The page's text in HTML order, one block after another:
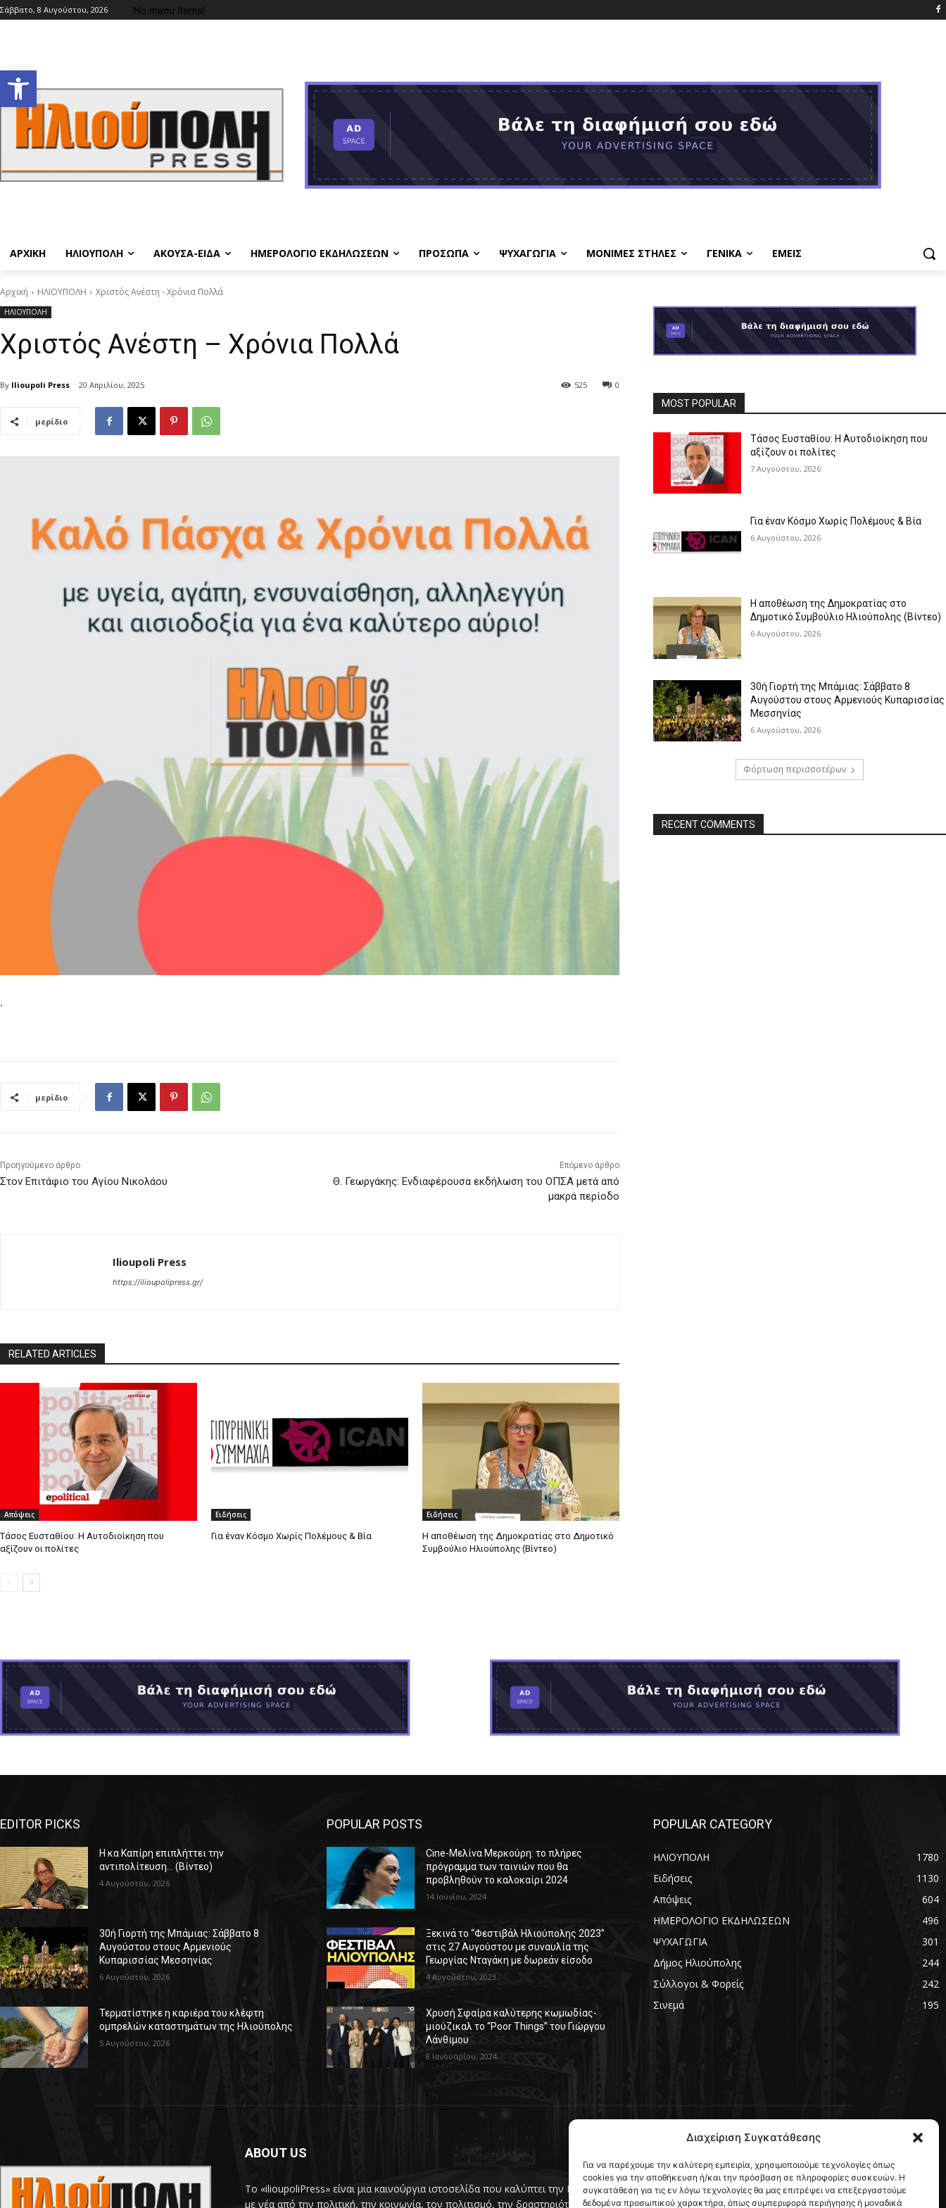
Ανοίξτε τη γραμμή εργαλείων
Διαχείριση Συγκατάθεσης
Για να παρέχουμε την καλύτερη εμπειρία, χρησιμοποιούμε τεχνολογίες όπως
cookies για την αποθήκευση ή/και την πρόσβαση σε πληροφορίες συσκευών. Η
συγκατάθεση για τις εν λόγω τεχνολογίες θα μας επιτρέψει να επεξεργαστούμε
δεδομένα προσωπικού χαρακτήρα, όπως συμπεριφορά περιήγησης ή μοναδικά
Σάββατο, 8 Αυγούστου, 2026 No menu items!
ΑΡΧΙΚΗ ΗΛΙΟΥΠΟΛΗ ΑΚΟΥΣΑ-ΕΙΔΑ ΗΜΕΡΟΛΟΓΙΟ ΕΚΔΗΛΩΣΕΩΝ ΠΡΟΣΩΠΑ ΨΥΧΑΓΩΓΙΑ ΜΟΝΙΜΕΣ ΣΤΗΛΕΣ ΓΕΝΙΚΑ ΕΜΕΙΣ
Αρχική ΗΛΙΟΥΠΟΛΗ Χριστός Ανέστη - Χρόνια Πολλά
ΗΛΙΟΥΠΟΛΗ
Χριστός Ανέστη – Χρόνια Πολλά
By Ilioupoli Press 20 Απριλίου, 2025 0
525
μερίδιο
.
μερίδιο
Προηγούμενο άρθρο
Στον Επιτάφιο του Αγίου Νικολάου
Επόμενο άρθρο
Θ. Γεωργάκης: Ενδιαφέρουσα εκδήλωση του ΟΠΣΑ μετά από
μακρά περίοδο
Ilioupoli Press
https://ilioupolipress.gr/
RELATED ARTICLES
Απόψεις
Τάσος Ευσταθίου: Η Αυτοδιοίκηση που
αξίζουν οι πολίτες
Ειδήσεις
Για έναν Κόσμο Χωρίς Πολέμους & Βία
Ειδήσεις
Η αποθέωση της Δημοκρατίας στο Δημοτικό
Συμβούλιο Ηλιούπολης (Βίντεο)
MOST POPULAR
Τάσος Ευσταθίου: Η Αυτοδιοίκηση που
αξίζουν οι πολίτες
7 Αυγούστου, 2026
Για έναν Κόσμο Χωρίς Πολέμους & Βία
6 Αυγούστου, 2026
Η αποθέωση της Δημοκρατίας στο
Δημοτικό Συμβούλιο Ηλιούπολης (Βίντεο)
6 Αυγούστου, 2026
30ή Γιορτή της Μπάμιας: Σάββατο 8
Αυγούστου στους Αρμενιούς Κυπαρισσίας
Μεσσηνίας
6 Αυγούστου, 2026
Φόρτωση περισσοτέρων
RECENT COMMENTS
EDITOR PICKS
Η κα Καπίρη επιπλήττει την
αντιπολίτευση… (Βίντεο)
4 Αυγούστου, 2026
30ή Γιορτή της Μπάμιας: Σάββατο 8
Αυγούστου στους Αρμενιούς
Κυπαρισσίας Μεσσηνίας
6 Αυγούστου, 2026
Τερματίστηκε η καριέρα του κλέφτη
ομπρελών καταστημάτων της Ηλιούπολης
5 Αυγούστου, 2026
POPULAR POSTS
Cine-Μελίνα Μερκούρη: το πλήρες
πρόγραμμα των ταινιών που θα
προβληθούν το καλοκαίρι 2024
14 Ιουνίου, 2024
Ξεκινά το “Φεστιβάλ Ηλιούπολης 2023”
στις 27 Αυγούστου με συναυλία της
Γεωργίας Νταγάκη με δωρεάν είσοδο
4 Αυγούστου, 2023
Χρυσή Σφαίρα καλύτερης κωμωδίας-
μιούζικαλ το “Poor Things” του Γιώργου
Λάνθιμου
8 Ιανουαρίου, 2024
POPULAR CATEGORY
ΗΛΙΟΥΠΟΛΗ
1780
Ειδήσεις
1130
Απόψεις
604
ΗΜΕΡΟΛΟΓΙΟ ΕΚΔΗΛΩΣΕΩΝ
496
ΨΥΧΑΓΩΓΙΑ
301
Δήμος Ηλιούπολης
244
Σύλλογοι & Φορείς
242
Σινεμά
195
ABOUT US
Το «ilioupoliPress» είναι μια καινούργια ιστοσελίδα που καλύπτει την Ηλιούπολη
με νέα από την πολιτική, την κοινωνία, τον πολιτισμό, την δραστηριότητα του